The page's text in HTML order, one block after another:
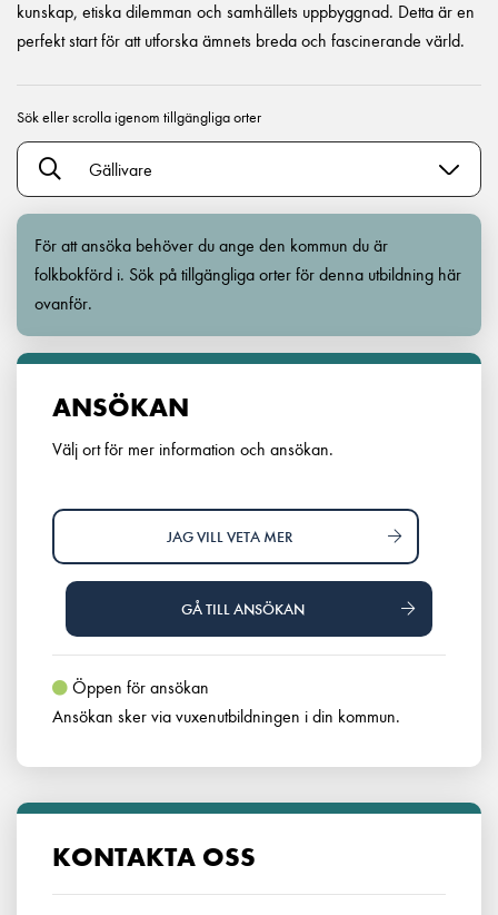
kunskap, etiska dilemman och samhällets uppbyggnad. Detta är en
perfekt start för att utforska ämnets breda och fascinerande värld.
Sök eller scrolla igenom tillgängliga orter
Gällivare
För att ansöka behöver du ange den kommun du är
folkbokförd i. Sök på tillgängliga orter för denna utbildning här
ovanför.
ANSÖKAN
Välj ort för mer information och ansökan.
JAG VILL VETA MER
GÅ TILL ANSÖKAN
Öppen för ansökan
Ansökan sker via vuxenutbildningen i din kommun.
KONTAKTA OSS